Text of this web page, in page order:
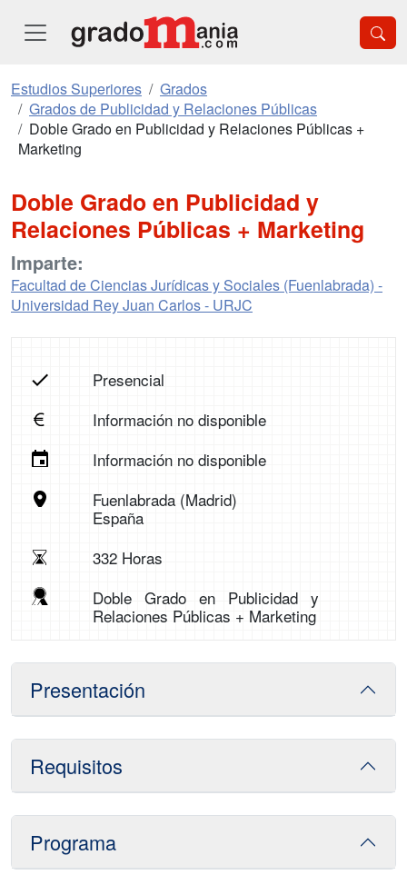
Estudios Superiores
Grados
Grados de Publicidad y Relaciones Públicas
Doble Grado en Publicidad y Relaciones Públicas +
Marketing
Doble Grado en Publicidad y
Relaciones Públicas + Marketing
Imparte:
Facultad de Ciencias Jurídicas y Sociales (Fuenlabrada) -
Universidad Rey Juan Carlos - URJC
Presencial
Información no disponible
Información no disponible
Fuenlabrada (Madrid)
España
332 Horas
Doble Grado en Publicidad y
Relaciones Públicas + Marketing
Presentación
Requisitos
Programa